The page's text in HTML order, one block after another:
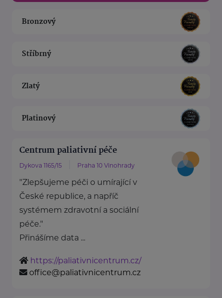
Bronzový
Stříbrný
Zlatý
Platinový
Centrum paliativní péče
Dykova 1165/15 Praha 10 Vinohrady
"Zlepšujeme péči o umírající v
České republice, a napříč
systémem zdravotní a sociální
péče."
Přinášíme data ...
https://paliativnicentrum.cz/
office@paliativnicentrum.cz